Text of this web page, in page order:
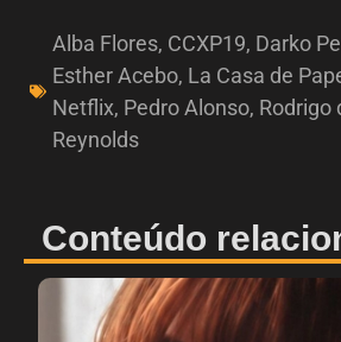
Alba Flores, CCXP19, Darko
Esther Acebo, La Casa de
Netflix, Pedro Alonso, Rodrigo
Reynolds
Conteúdo